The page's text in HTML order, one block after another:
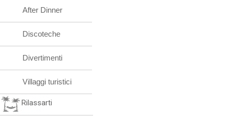
After Dinner
Discoteche
Divertimenti
Villaggi turistici
Rilassarti